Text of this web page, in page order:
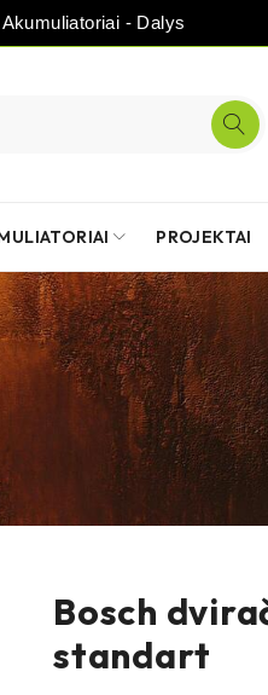
- Dalys
PROJEKTAI
Bosch
standart